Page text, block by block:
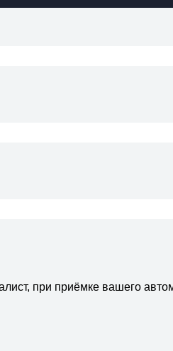
при приёмке вашего